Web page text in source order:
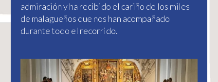
admiración y ha recibido el cariño de los miles
de malagueños que nos han acompañado
durante todo el recorrido.